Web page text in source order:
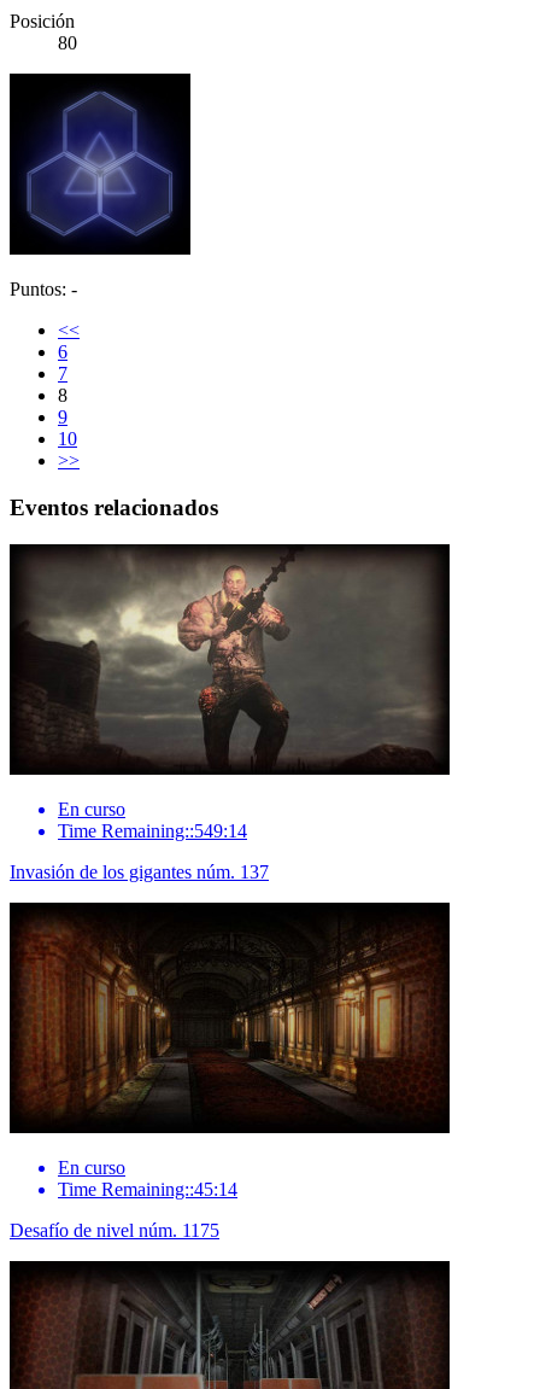
Posición
80
Puntos: -
<<
6
7
8
9
10
>>
Eventos relacionados
En curso
Time Remaining::549:14
Invasión de los gigantes núm. 137
En curso
Time Remaining::45:14
Desafío de nivel núm. 1175